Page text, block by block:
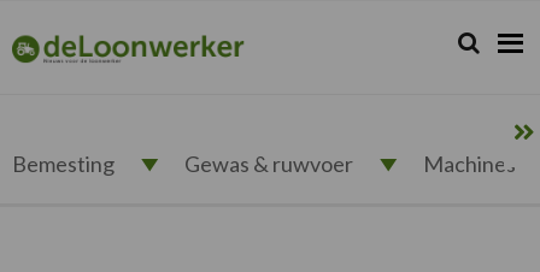
de
hoofdnavigatie
de
hoofd
de
eerste
de
voettekst
deloonwerker.nl Zoeken...
Zoek
Bemesting Gewas & ruwvoer Machines